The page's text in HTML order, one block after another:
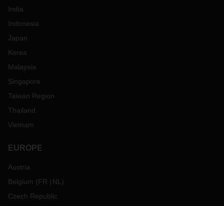
India
Indonesia
Japan
Korea
Malaysia
Singapore
Taiwan Region
Thailand
Vietnam
EUROPE
Austria
Belgium (FR NL )
Czech Republic